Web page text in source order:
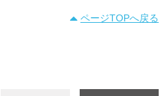
ページTOPへ戻る